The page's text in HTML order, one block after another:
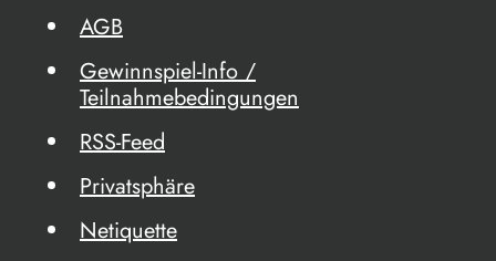
AGB
Gewinnspiel-Info /
Teilnahmebedingungen
RSS-Feed
Privatsphäre
Netiquette